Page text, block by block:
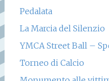
Pedalata
La Marcia del Silenzio
YMCA Street Ball –
Torneo di Calcio